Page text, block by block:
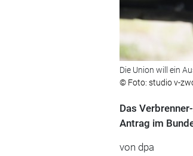
Die Union will ein
© Foto: studio v-
Das
Antrag im
von dpa